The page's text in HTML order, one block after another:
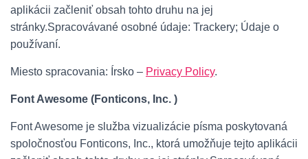
aplikácii začleniť obsah tohto druhu na jej
stránky.Spracovávané osobné údaje: Trackery; Údaje o
používaní.
Miesto spracovania: Írsko – Privacy Policy.
Font Awesome (Fonticons, Inc. )
Font Awesome je služba vizualizácie písma poskytovaná
spoločnosťou Fonticons, Inc., ktorá umožňuje tejto aplikácii